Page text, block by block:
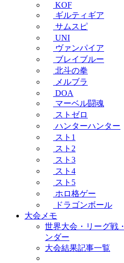
KOF
ギルティギア
サムスピ
UNI
ヴァンパイア
ブレイブルー
北斗の拳
メルブラ
DOA
マーベル闘魂
ストゼロ
ハンターハンター
スト1
スト2
スト3
スト4
スト5
ホロ格ゲー
ドラゴンボール
大会メモ
世界大会・リーグ戦
ンダー
大会結果記事一覧